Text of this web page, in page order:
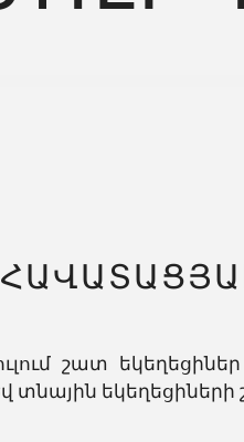
շատ
տնային եկեղեցիների